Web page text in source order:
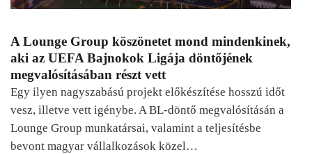
A Lounge Group köszönetet mond mindenkinek,
aki az UEFA Bajnokok Ligája döntőjének
megvalósításában részt vett
Egy ilyen nagyszabású projekt előkészítése hosszú időt
vesz, illetve vett igénybe. A BL-döntő megvalósításán a
Lounge Group munkatársai, valamint a teljesítésbe
bevont magyar vállalkozások közel…